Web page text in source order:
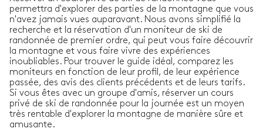
permettra d'explorer des parties de la montagne que vous
n'avez jamais vues auparavant. Nous avons simplifié la
recherche et la réservation d'un moniteur de ski de
randonnée de premier ordre, qui peut vous faire découvrir
la montagne et vous faire vivre des expériences
inoubliables. Pour trouver le guide idéal, comparez les
moniteurs en fonction de leur profil, de leur expérience
passée, des avis des clients précédents et de leurs tarifs.
Si vous êtes avec un groupe d'amis, réserver un cours
privé de ski de randonnée pour la journée est un moyen
très rentable d'explorer la montagne de manière sûre et
amusante.